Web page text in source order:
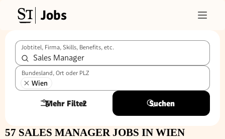
Jobs
Jobtitel, Firma, Skills, Benefits, etc.
Bundesland, Ort oder PLZ
Wien
Mehr Filter
2 Suchen
57 SALES MANAGER JOBS IN WIEN